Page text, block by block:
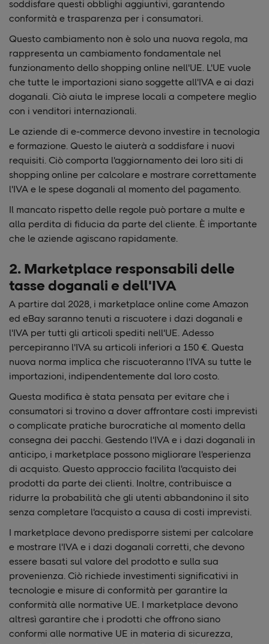
soddisfare questi obblighi aggiuntivi, garantendo
conformità e trasparenza per i consumatori.
Questo cambiamento non è solo una nuova regola, ma
rappresenta un cambiamento fondamentale nel
funzionamento dello shopping online nell'UE. L'UE vuole
che tutte le importazioni siano soggette all'IVA e ai dazi
doganali. Ciò aiuta le imprese locali a competere meglio
con i venditori internazionali.
Le aziende di e-commerce devono investire in tecnologia
e formazione. Questo le aiuterà a soddisfare i nuovi
requisiti. Ciò comporta l'aggiornamento dei loro siti di
shopping online per calcolare e mostrare correttamente
l'IVA e le spese doganali al momento del pagamento.
Il mancato rispetto delle regole può portare a multe e
alla perdita di fiducia da parte del cliente. È importante
che le aziende agiscano rapidamente.
2. Marketplace responsabili delle
tasse doganali e dell'IVA
A partire dal 2028, i marketplace online come Amazon
ed eBay saranno tenuti a riscuotere i dazi doganali e
l'IVA per tutti gli articoli spediti nell'UE. Adesso
percepiranno l'IVA su articoli inferiori a 150 €. Questa
nuova norma implica che riscuoteranno l'IVA su tutte le
importazioni, indipendentemente dal loro costo.
Questa modifica è stata pensata per evitare che i
consumatori si trovino a dover affrontare costi imprevisti
o complicate pratiche burocratiche al momento della
consegna dei pacchi. Gestendo l'IVA e i dazi doganali in
anticipo, i marketplace possono migliorare l'esperienza
di acquisto. Questo approccio facilita l'acquisto dei
prodotti da parte dei clienti. Inoltre, contribuisce a
ridurre la probabilità che gli utenti abbandonino il sito
senza completare l'acquisto a causa di costi imprevisti.
I marketplace devono predisporre sistemi per calcolare
e mostrare l'IVA e i dazi doganali corretti, che devono
essere basati sul valore del prodotto e sulla sua
provenienza. Ciò richiede investimenti significativi in
tecnologie e misure di conformità per garantire la
conformità alle normative UE. I marketplace devono
altresì garantire che i prodotti che offrono siano
conformi alle normative UE in materia di sicurezza,